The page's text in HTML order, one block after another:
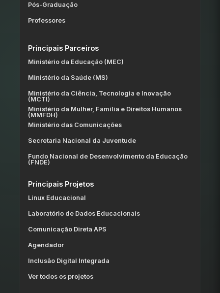
Pós-Graduação
Professores
Principais Parceiros
Ministério da Educação (MEC)
Ministério da Saúde (MS)
Ministério da Ciência, Tecnologia e Inovação
(MCTI)
Ministério da Mulher, Família e Direitos Humanos
(MMFDH)
Ministério das Comunicações
Secretaria Nacional da Juventude
Fundo Nacional de Desenvolvimento da Educação
(FNDE)
Principais Projetos
Linux Educacional
Laboratório de Dados Educacionais
Comunicação Direta APS
Agendador
Inclusão Digital Integrada
Ver todos os projetos